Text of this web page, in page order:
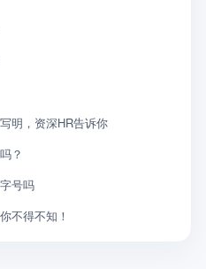
明，资深HR告诉你
？
号吗
不得不知！